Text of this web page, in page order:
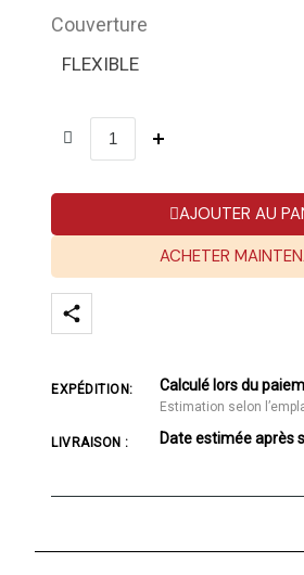
Couverture
FLEXIBLE
AJOUTER AU
ACHETER
EXPÉDITION: Calculé lors du
Estimation selon
LIVRAISON : Date estimée après